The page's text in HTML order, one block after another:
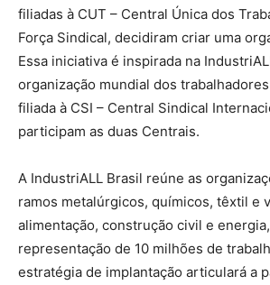
filiadas à CUT – Central Única dos
Força Sindical, decidiram criar uma
Essa iniciativa é inspirada na
organização mundial dos
filiada à CSI – Central Sindical
participam as duas Centrais.
A IndustriALL Brasil reúne as
ramos metalúrgicos, químicos, têxtil e
alimentação, construção civil e
representação de 10 milhões de
estratégia de implantação articulará a